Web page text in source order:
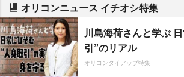
オリコンニュース イチオシ特集
川島海荷さんと学ぶ
引”のリアル
オリコンタイアップ特集